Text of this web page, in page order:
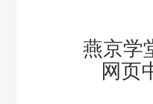
燕京学堂
网页